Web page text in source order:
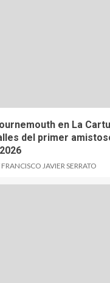
en La
del primer
FRANCISCO JAVIER SERRATO